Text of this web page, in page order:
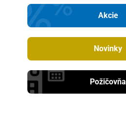
Akcie
Novinky
Požičovňa